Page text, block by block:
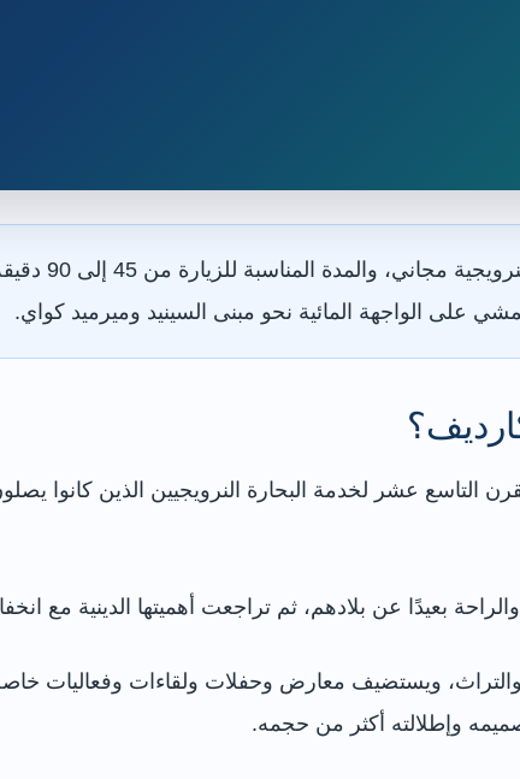
الدخول
على الواجهة المائية نحو مبنى السينيد وميرميد كواي.
التاسع عشر لخدمة البحارة النرويجيين الذين كانوا
بعيدًا عن بلادهم، ثم تراجعت أهميتها الدينية مع
والتراث، ويستضيف معارض وحفلات ولقاءات
وإطلالته أكثر من حجمه.